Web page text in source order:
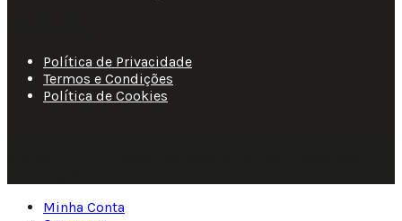
Política de Privacidade
Termos e Condições
Política de Cookies
Minha Conta